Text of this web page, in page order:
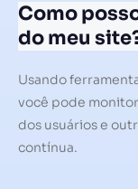
Como
do meu
Usando
você pode
dos usuários e
contínua.